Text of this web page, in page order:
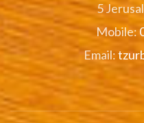
5
Mobile:
Email: